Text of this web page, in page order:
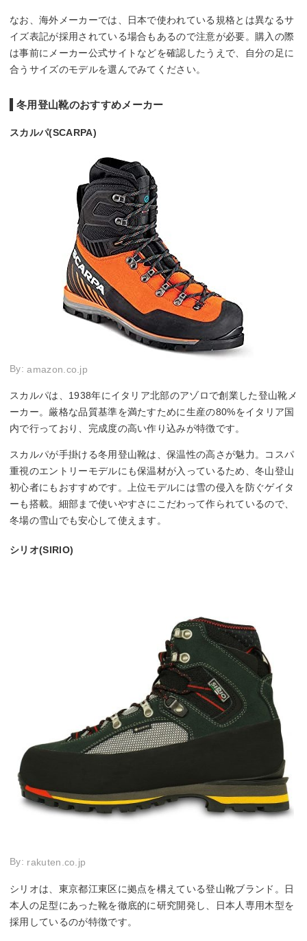
なお、海外メーカーでは、日本で使われている規格とは異なるサ
イズ表記が採用されている場合もあるので注意が必要。購入の際
は事前にメーカー公式サイトなどを確認したうえで、自分の足に
合うサイズのモデルを選んでみてください。
冬用登山靴のおすすめメーカー
スカルパ(SCARPA)
By:amazon.co.jp
スカルパは、1938年にイタリア北部のアゾロで創業した登山靴メ
ーカー。厳格な品質基準を満たすために生産の80%をイタリア国
内で行っており、完成度の高い作り込みが特徴です。
スカルパが手掛ける冬用登山靴は、保温性の高さが魅力。コスパ
重視のエントリーモデルにも保温材が入っているため、冬山登山
初心者にもおすすめです。上位モデルには雪の侵入を防ぐゲイタ
ーも搭載。細部まで使いやすさにこだわって作られているので、
冬場の雪山でも安心して使えます。
シリオ(SIRIO)
By: rakuten.co.jp
シリオは、東京都江東区に拠点を構えている登山靴ブランド。日
本人の足型にあった靴を徹底的に研究開発し、日本人専用木型を
採用しているのが特徴です。